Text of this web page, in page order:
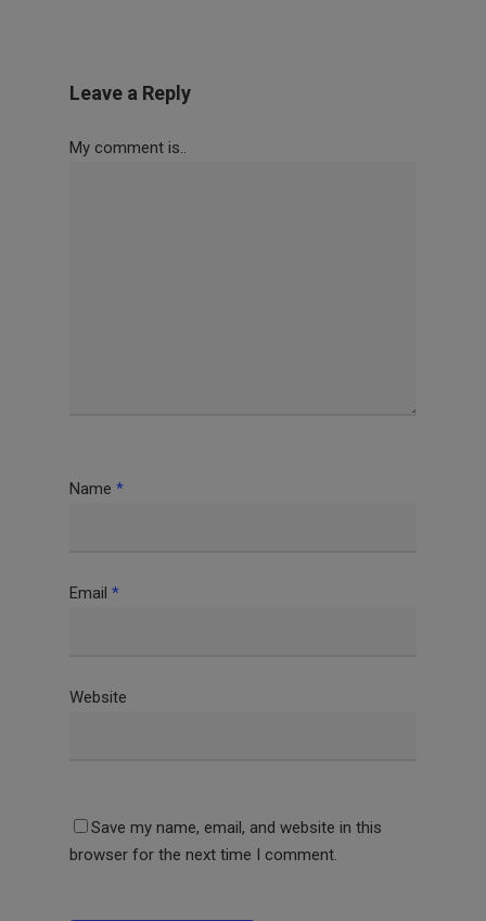
Leave a Reply
My comment is..
Name *
Email *
Website
Save my name, email, and website in this
browser for the next time I comment.